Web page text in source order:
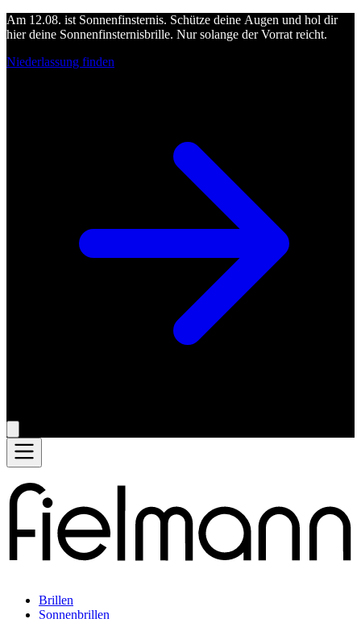
Am 12.08. ist Sonnenfinsternis. Schütze deine Augen und hol dir
hier deine Sonnenfinsternisbrille. Nur solange der Vorrat reicht.
Niederlassung finden
Brillen
Sonnenbrillen